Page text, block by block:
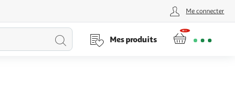
Me connecter
Lancer
Mes produits